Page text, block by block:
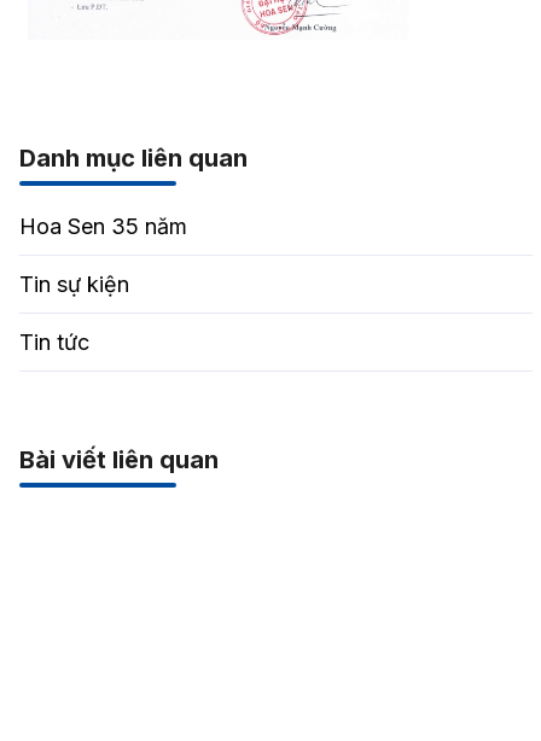
Danh mục liên quan
Hoa Sen 35 năm
Tin sự kiện
Tin tức
Bài viết liên quan